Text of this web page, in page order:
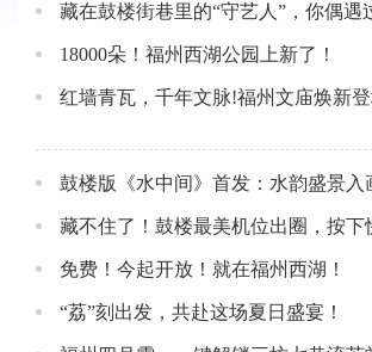
藏在鼓楼街巷里的“守艺人”，你偶遇
18000朵！福州西湖公园上新了！
红墙青瓦，千年文脉!福州文庙焕新登
鼓楼版《水中间》首发：水韵盛景入
免费！今起开放！就在福州西湖！
“荔”刻出发，共赴这场夏日盛宴！